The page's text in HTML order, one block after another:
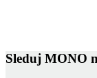
Sleduj MONO